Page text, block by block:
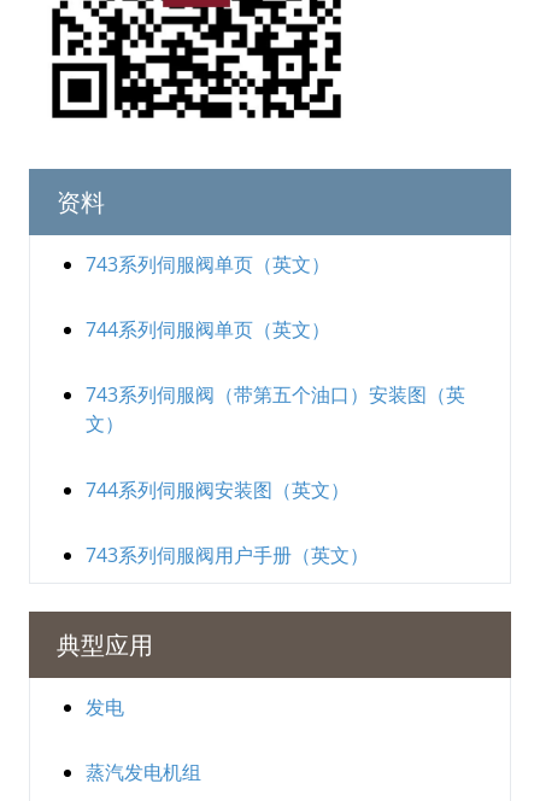
资料
743系列伺服阀单页（英文）
744系列伺服阀单页（英文）
743系列伺服阀（带第五个油口）安装图（英
文）
744系列伺服阀安装图（英文）
743系列伺服阀用户手册（英文）
典型应用
发电
蒸汽发电机组